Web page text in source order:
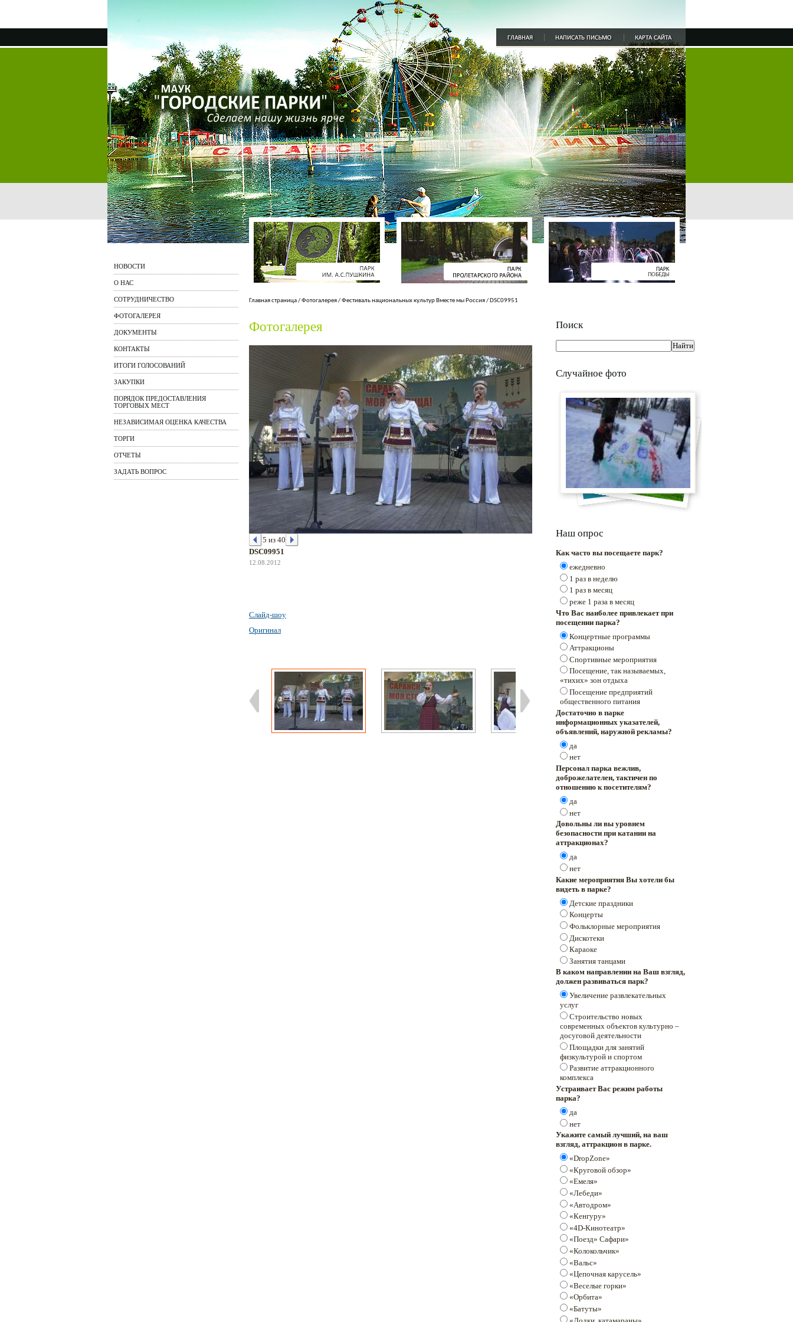
НОВОСТИ
О НАС
СОТРУДНИЧЕСТВО
ФОТОГАЛЕРЕЯ
ДОКУМЕНТЫ
КОНТАКТЫ
ИТОГИ ГОЛОСОВАНИЙ
ЗАКУПКИ
ПОРЯДОК ПРЕДОСТАВЛЕНИЯ
ТОРГОВЫХ МЕСТ
НЕЗАВИСИМАЯ ОЦЕНКА КАЧЕСТВА
ТОРГИ
ОТЧЕТЫ
ЗАДАТЬ ВОПРОС
Главная страница/Фотогалерея/Фестиваль национальных культур Вместе мы Россия/ DSC09951
Фотогалерея
5 из 40
DSC09951
12.08.2012
Слайд-шоу
Оригинал
Поиск
Случайное фото
Наш опрос
Как часто вы посещаете парк?
ежедневно
1 раз в неделю
1 раз в месяц
реже 1 раза в месяц
Что Вас наиболее привлекает при
посещении парка?
Концертные программы
Аттракционы
Спортивные мероприятия
Посещение, так называемых,
«тихих» зон отдыха
Посещение предприятий
общественного питания
Достаточно в парке
информационных указателей,
объявлений, наружной рекламы?
да
нет
Персонал парка вежлив,
доброжелателен, тактичен по
отношению к посетителям?
да
нет
Довольны ли вы уровнем
безопасности при катании на
аттракционах?
да
нет
Какие мероприятия Вы хотели бы
видеть в парке?
Детские праздники
Концерты
Фольклорные мероприятия
Дискотеки
Караоке
Занятия танцами
В каком направлении на Ваш взгляд,
должен развиваться парк?
Увеличение развлекательных
услуг
Строительство новых
современных объектов культурно –
досуговой деятельности
Площадки для занятий
физкультурой и спортом
Развитие аттракционного
комплекса
Устраивает Вас режим работы
парка?
да
нет
Укажите самый лучший, на ваш
взгляд, аттракцион в парке.
«DropZone»
«Круговой обзор»
«Емеля»
«Лебеди»
«Автодром»
«Кенгуру»
«4D-Кинотеатр»
«Поезд» Сафари»
«Колокольчик»
«Вальс»
«Цепочная карусель»
«Веселые горки»
«Орбита»
«Батуты»